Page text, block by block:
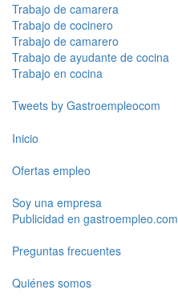
Trabajo de camarera
Trabajo de cocinero
Trabajo de camarero
Trabajo de ayudante de cocina
Trabajo en cocina
Tweets by Gastroempleocom
Inicio
Ofertas empleo
Soy una empresa
Publicidad en gastroempleo.com
Preguntas frecuentes
Quiénes somos